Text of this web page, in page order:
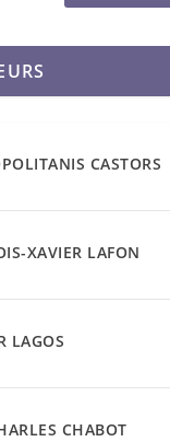
CASTORS
XAVIER LAFON
LAGOS
CHABOT